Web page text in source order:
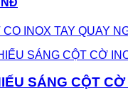
CO INOX TAY QUAY
SÁNG CỘT CỜ